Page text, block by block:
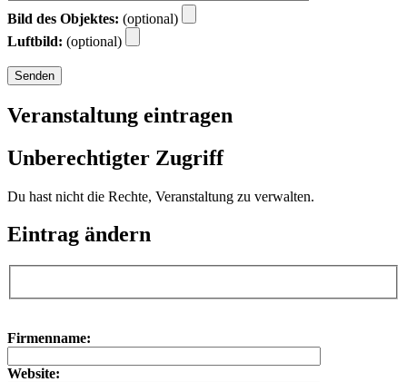
Bild des Objektes: (optional)
Luftbild: (optional)
Veranstaltung eintragen
Unberechtigter Zugriff
Du hast nicht die Rechte, Veranstaltung zu verwalten.
Eintrag ändern
Firmenname:
Website: